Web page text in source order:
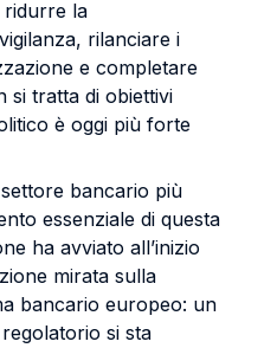
ridurre la
rilanciare i
e completare
si tratta di obiettivi
è oggi più forte
bancario più
essenziale di questa
ha avviato all’inizio
mirata sulla
bancario europeo: un
si sta